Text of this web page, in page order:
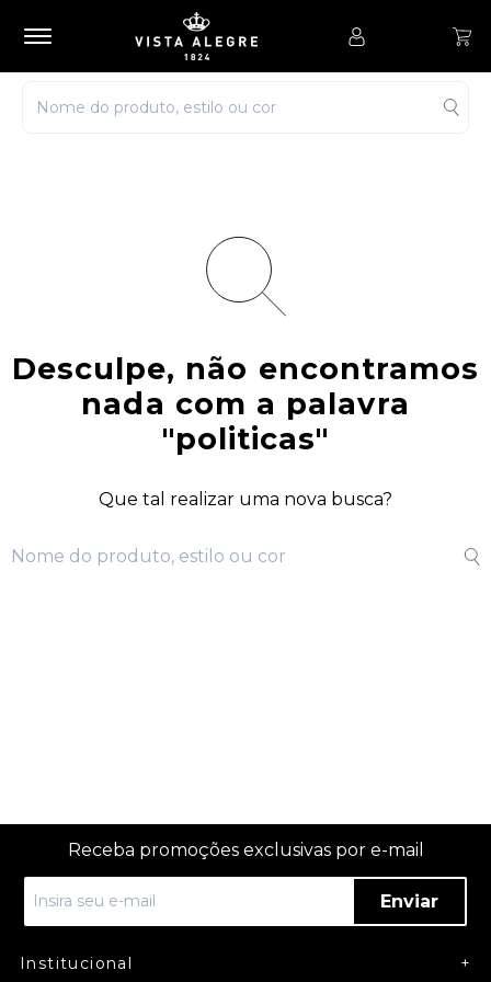
Desculpe, não encontramos
nada com a palavra
"politicas"
Que tal realizar uma nova busca?
Receba promoções exclusivas por e-mail
Enviar
Institucional